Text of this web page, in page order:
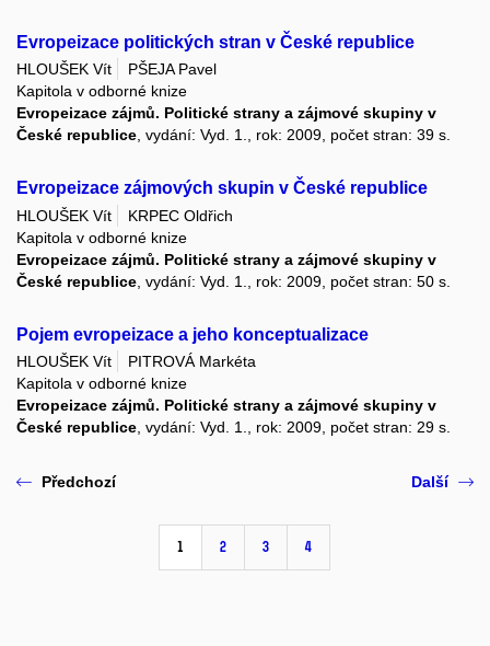
Evropeizace politických stran v České republice
HLOUŠEK Vít
PŠEJA Pavel
Kapitola v odborné knize
Evropeizace zájmů. Politické strany a zájmové skupiny v
České republice, vydání: Vyd. 1., rok: 2009, počet stran: 39 s.
Evropeizace zájmových skupin v České republice
HLOUŠEK Vít
KRPEC Oldřich
Kapitola v odborné knize
Evropeizace zájmů. Politické strany a zájmové skupiny v
České republice , vydání: Vyd. 1., rok: 2009, počet stran: 50 s.
Pojem evropeizace a jeho konceptualizace
HLOUŠEK Vít
PITROVÁ Markéta
Kapitola v odborné knize
Evropeizace zájmů. Politické strany a zájmové skupiny v
České republice , vydání: Vyd. 1., rok: 2009, počet stran: 29 s.
Předchozí
1 2 3 4
Další